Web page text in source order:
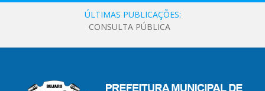
ÚLTIMAS PUBLICAÇÕES:
CONSULTA PÚBLICA